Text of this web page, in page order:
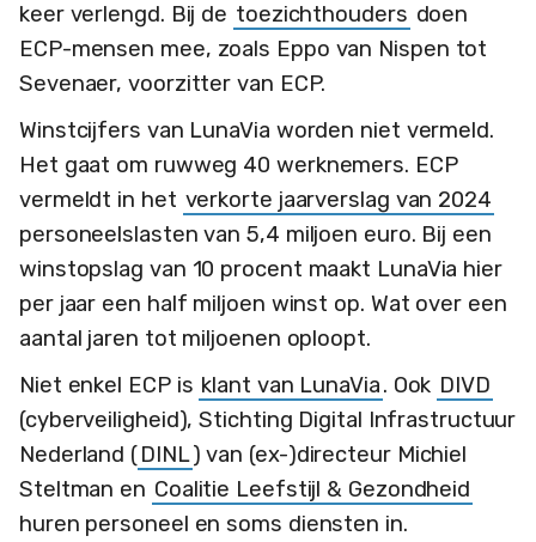
keer verlengd. Bij de toezichthouders doen
ECP-mensen mee, zoals Eppo van Nispen tot
Sevenaer, voorzitter van ECP.
Winstcijfers van LunaVia worden niet vermeld.
Het gaat om ruwweg 40 werknemers. ECP
vermeldt in het verkorte jaarverslag van 2024
personeelslasten van 5,4 miljoen euro. Bij een
winstopslag van 10 procent maakt LunaVia hier
per jaar een half miljoen winst op. Wat over een
aantal jaren tot miljoenen oploopt.
Niet enkel ECP is klant van LunaVia. Ook DIVD
(cyberveiligheid), Stichting Digital Infrastructuur
Nederland (DINL) van (ex-)directeur Michiel
Steltman en Coalitie Leefstijl & Gezondheid
huren personeel en soms diensten in.